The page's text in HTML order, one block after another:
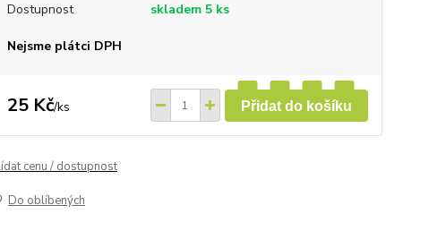
Dostupnost skladem 5 ks
Nejsme plátci DPH
25 Kč/ks Přidat do košíku
cenu / dostupnost
Do oblíbených